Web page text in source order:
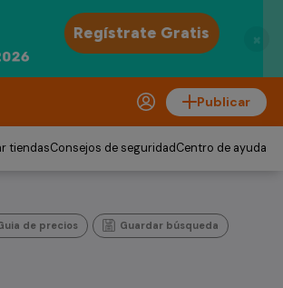
×
Publicar
tiendasConsejos de seguridadCentro de ayuda
de precios Guardar búsqueda